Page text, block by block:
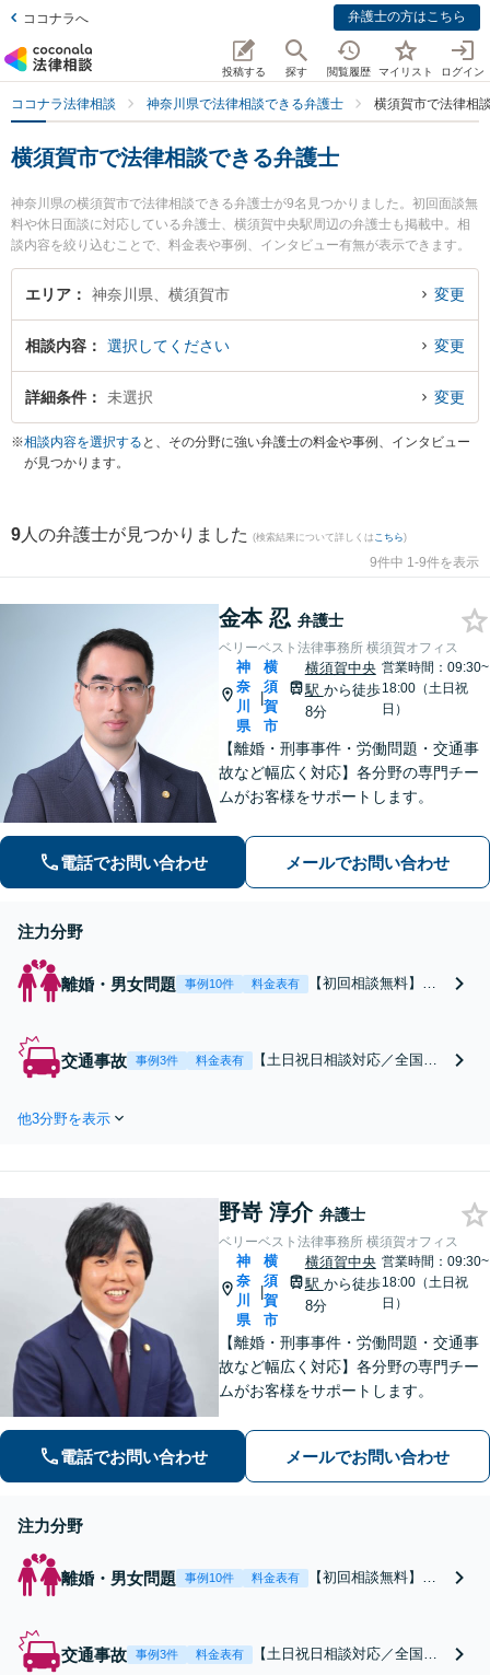
ココナラへ 弁護士の方はこちら
投稿する 探す 閲覧履歴 マイリスト ログイン
ココナラ法律相談 神奈川県で法律相談できる弁護士 横須賀市で法律相
横須賀市で法律相談できる弁護士
神奈川県の横須賀市で法律相談できる弁護士が9名見つかりました。初回面談無
料や休日面談に対応している弁護士、横須賀中央駅周辺の弁護士も掲載中。相
談内容を絞り込むことで、料金表や事例、インタビュー有無が表示できます。
特にベリーベスト法律事務所 横須賀オフィスの金本 忍弁護士やベリーベスト法
律事務所 横須賀オフィスの野嵜 淳介弁護士、横須賀・三浦法律事務所の大久保
龍太弁護士のプロフィール情報や弁護士費用、強みなどが注目されています。
扱う弁護士が多数。こんな法律相談をお持ちの方は是非ご利用ください。横須
賀市で土日や夜間に発生した不倫慰謝料トラブルを今すぐに弁護士に相談した
い』『交通事故の過失割合や後遺障害のトラブル解決の実績豊富な近くの弁護
賀市内の弁護士に相談予約したい』などでお困りの相談者さんにおすすめで
す。
エリア 神奈川県、横須賀市 変更
相談内容 選択してください 変更
詳細条件 未選択 変更
※相談内容を選択する と、その分野に強い弁護士の料金や事例、インタビュー
が見つかります。
9 人の弁護士が見つかりました (検索結果について詳しくは こちら)
9件中 1-9件を表示
金本 忍 弁護士
ベリーベスト法律事務所 横須賀オフィス
神
奈
川
県
|
横
須
賀
市
横須賀中央
駅 から徒歩
8分
営業時間：09:30~
18:00（土日祝
日）
【離婚・刑事事件・労働問題・交通事
故など幅広く対応】各分野の専門チー
ムがお客様をサポートします。
電話でお問い合わせ メールでお問い合わせ
注力分野
離婚・男女問題 事例10件 料金表有
【初回相談無料】あ
は電話・メールで状
況を丁寧にお聞きし
さい。【リーズナブ
ルな料金設定】
交通事故 事例3件 料金表有
【土日祝日相談対応／全国対
ト！【相談料：初回無料※1】
に、今すぐ相談！
他3分野を表示
野嵜 淳介 弁護士
ベリーベスト法律事務所 横須賀オフィス
神
奈
川
県
|
横
須
賀
市
横須賀中央
駅 から徒歩
8分
営業時間：09:30~
18:00（土日祝
日）
【離婚・刑事事件・労働問題・交通事
故など幅広く対応】各分野の専門チー
ムがお客様をサポートします。
電話でお問い合わせ メールでお問い合わせ
注力分野
離婚・男女問題 事例10件 料金表有
【初回相談無料】あ
は電話・メールで状
況を丁寧にお聞きし
交通事故 事例3件 料金表有
【土日祝日相談対応／全国対